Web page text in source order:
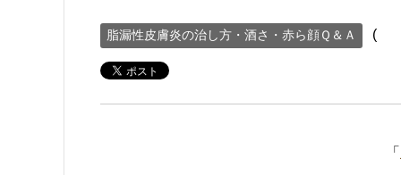
脂漏性皮膚炎の治し方・酒さ・赤ら顔Ｑ＆Ａ (
「